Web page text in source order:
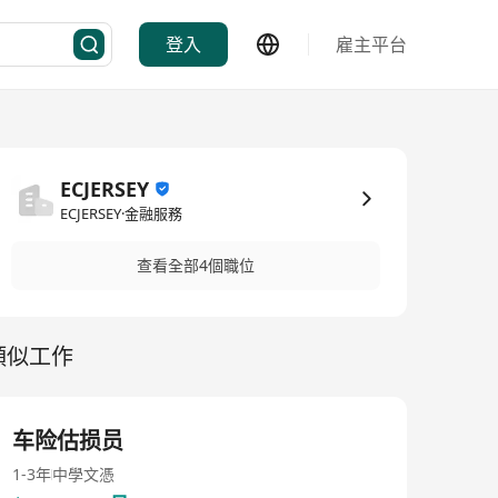
登入 雇主平台
ECJERSEY
ECJERSEY·金融服務
查看全部4個職位
似工作
车险估损员
1-3年中學文憑